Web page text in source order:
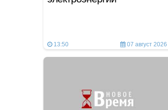
13:50 07 август 2026